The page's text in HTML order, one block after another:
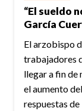
“El sueldo
García
El arzobispo
trabajadores
llegar a fin de
el aumento
respuestas